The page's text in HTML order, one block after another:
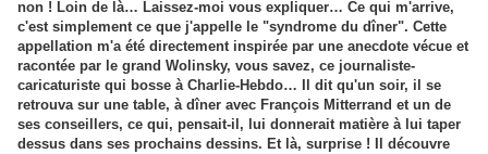
non ! Loin de là… Laissez-moi vous expliquer… Ce qui m'arrive,
c'est simplement ce que j'appelle le "syndrome du dîner". Cette
appellation m'a été directement inspirée par une anecdote vécue et
racontée par le grand Wolinsky, vous savez, ce journaliste-
caricaturiste qui bosse à Charlie-Hebdo… Il dit qu'un soir, il se
retrouva sur une table, à dîner avec François Mitterrand et un de
ses conseillers, ce qui, pensait-il, lui donnerait matière à lui taper
dessus dans ses prochains dessins. Et là, surprise ! Il découvre